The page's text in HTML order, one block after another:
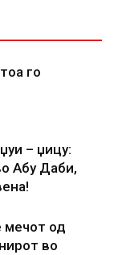
го
– џицу:
Абу Даби,
мечот од
во